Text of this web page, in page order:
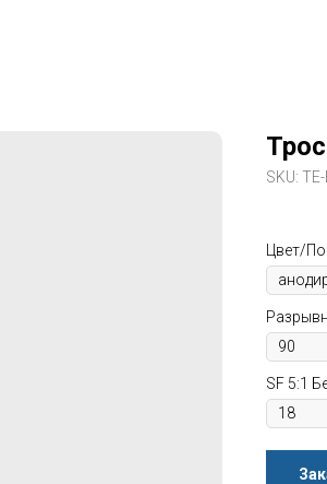
SKU:
Цвет/
SF 5:1